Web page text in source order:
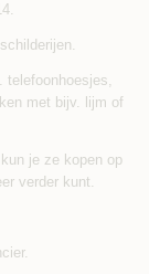
telefoonhoesjes,
met bijv. lijm of
je ze kopen op
verder kunt.